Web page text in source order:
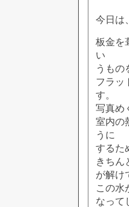
今日は
板金を
い
うもの
フラッ
す。
写真め
室内の
うに
するた
きちん
が解け
この水
なって